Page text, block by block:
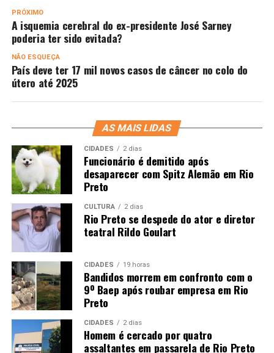
PRÓXIMO
A isquemia cerebral do ex-presidente José Sarney
poderia ter sido evitada?
NÃO ESQUEÇA
País deve ter 17 mil novos casos de câncer no colo do
útero até 2025
AS MAIS LIDAS
CIDADES 2 dias
Funcionário é demitido após
desaparecer com Spitz Alemão em Rio
Preto
CULTURA 2 dias
Rio Preto se despede do ator e diretor
teatral Rildo Goulart
CIDADES 19 horas
Bandidos morrem em confronto com o
9º Baep após roubar empresa em Rio
Preto
CIDADES 2 dias
Homem é cercado por quatro
assaltantes em passarela de Rio Preto